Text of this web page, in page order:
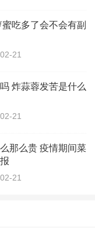
速锁住面饼里的
有比例，轻松又
面吃水225-250毫
吃多了会不会有副
21
炸蒜蓉发苦是什么
21
那么贵 疫情期间菜
21